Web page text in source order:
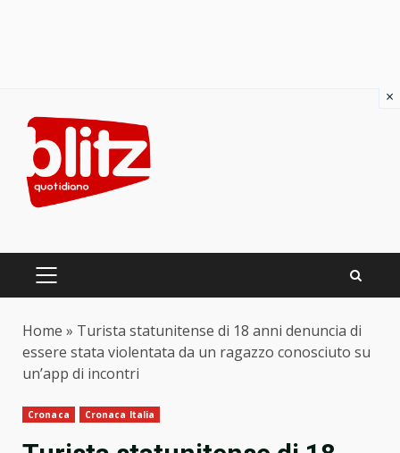
content
PRIMARY
Home » Turista statunitense di 18 anni denuncia di
essere stata violentata da un ragazzo conosciuto su
un’app di incontri
Cronaca Cronaca Italia
×